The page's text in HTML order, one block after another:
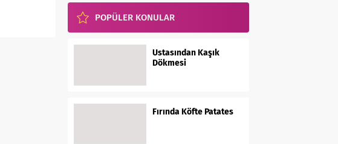
POPÜLER KONULAR
Ustasından Kaşık
Dökmesi
Fırında Köfte Patates